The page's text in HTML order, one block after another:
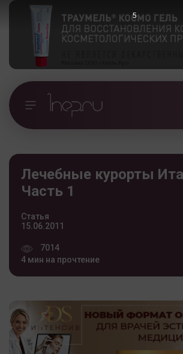
Лечебные курорты
Часть 1
Статья
15.06.2011
7014
4 мин на прочтение
4